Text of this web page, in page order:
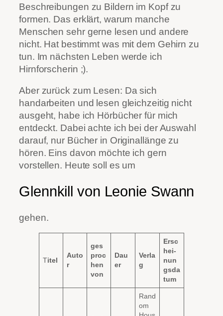
Beschreibungen zu Bildern im Kopf zu
formen. Das erklärt, warum manche
Menschen sehr gerne lesen und andere
nicht. Hat bestimmt was mit dem Gehirn zu
tun. Im nächsten Leben werde ich
Hirnforscherin ;).
Aber zurück zum Lesen: Da sich
handarbeiten und lesen gleichzeitig nicht
ausgeht, habe ich Hörbücher für mich
entdeckt. Dabei achte ich bei der Auswahl
darauf, nur Bücher in Originallänge zu
hören. Eins davon möchte ich gern
vorstellen. Heute soll es um
Glennkill von Leonie Swann
gehen.
Titel
Auto
r
ges
proc
hen
von
Dau
er
Verla
g
Ersc
hei-
nun
gsda
tum
Rand
om